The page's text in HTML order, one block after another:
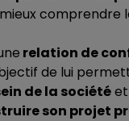
comprendre
relation de
de lui
de la société
son projet